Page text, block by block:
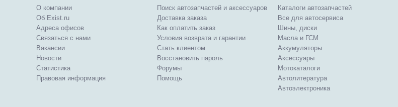
О компании
Об Exist.ru
Адреса офисов
Связаться с нами
Вакансии
Новости
Статистика
Правовая информация
Поиск автозапчастей и аксессуаров
Доставка заказа
Как оплатить заказ
Условия возврата и гарантии
Стать клиентом
Восстановить пароль
Форумы
Помощь
Каталоги автозапчастей
Все для автосервиса
Шины, диски
Масла и ГСМ
Аккумуляторы
Аксессуары
Мотокаталоги
Автолитература
Автоэлектроника